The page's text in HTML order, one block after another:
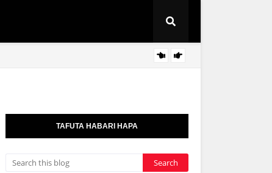
TAFUTA HABARI HAPA